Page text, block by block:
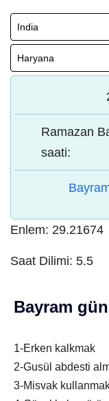
Ramazan
saati:
Enlem: 29.21674
Saat Dilimi: 5.5
Bayram
1-Erken kalkmak
2-Gusül abdesti
3-Misvak